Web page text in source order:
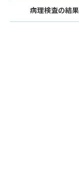
病理検査の結